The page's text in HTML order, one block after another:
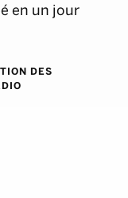
en un jour
DES